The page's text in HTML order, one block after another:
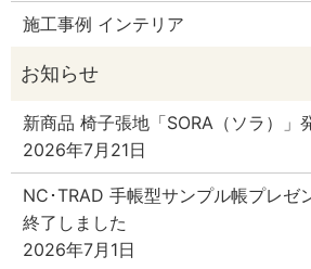
施工事例 インテリア
新商品 椅子張地「SORA（ソラ）」
2026年7月21日
NC･TRAD 手帳型サンプル帳プレゼ
終了しました
2026年7月1日